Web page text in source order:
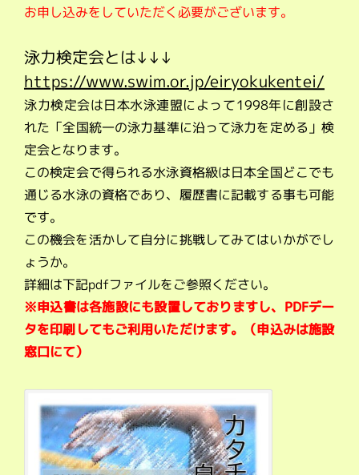
お申し込みをしていただく必要がございます。
泳力検定会とは↓↓↓
https://www.swim.or.jp/eiryokukentei/
泳力検定会は日本水泳連盟によって1998年に創設さ
れた「全国統一の泳力基準に沿って泳力を定める」検
定会となります。
この検定会で得られる水泳資格級は日本全国どこでも
通じる水泳の資格であり、履歴書に記載する事も可能
です。
この機会を活かして自分に挑戦してみてはいかがでし
ょうか。
詳細は下記pdfファイルをご参照ください。
※申込書は各施設にも設置しておりますし、PDFデー
タを印刷してもご利用いただけます。（申込みは施設
窓口にて）